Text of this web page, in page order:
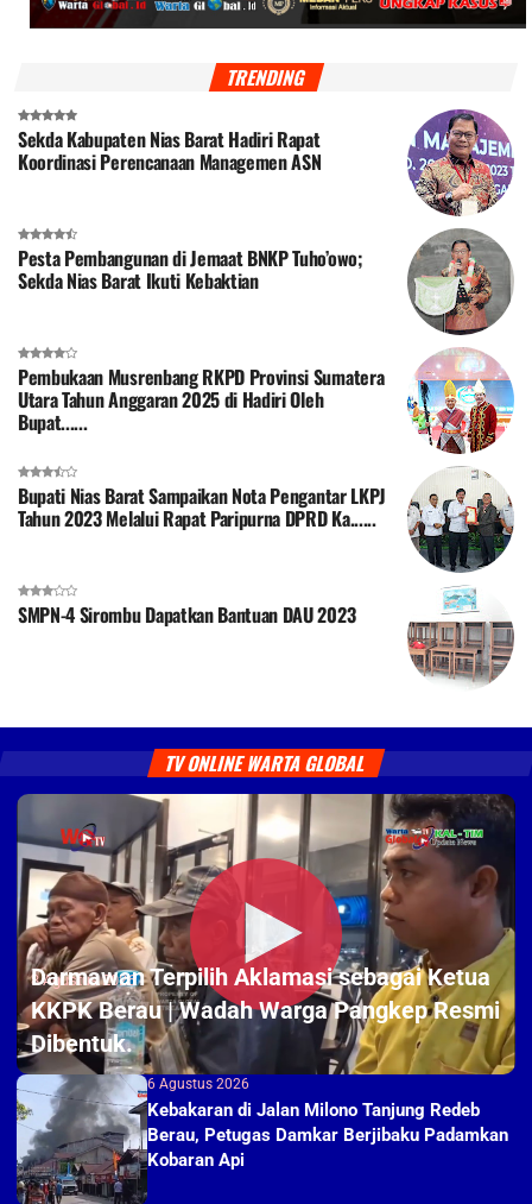
TRENDING
Sekda Kabupaten Nias Barat Hadiri Rapat
Koordinasi Perencanaan Managemen ASN
Pesta Pembangunan di Jemaat BNKP Tuho’owo;
Sekda Nias Barat Ikuti Kebaktian
Pembukaan Musrenbang RKPD Provinsi Sumatera
Utara Tahun Anggaran 2025 di Hadiri Oleh
Bupat......
Bupati Nias Barat Sampaikan Nota Pengantar LKPJ
Tahun 2023 Melalui Rapat Paripurna DPRD Ka......
SMPN-4 Sirombu Dapatkan Bantuan DAU 2023
TV ONLINE WARTA GLOBAL
8 Agustus 2026
Darmawan Terpilih Aklamasi sebagai Ketua
KKPK Berau | Wadah Warga Pangkep Resmi
Dibentuk.
6 Agustus 2026
Kebakaran di Jalan Milono Tanjung Redeb
Berau, Petugas Damkar Berjibaku Padamkan
Kobaran Api